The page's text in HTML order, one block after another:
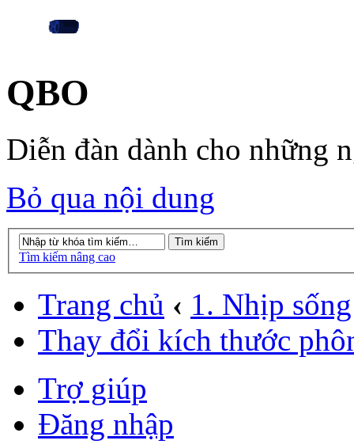
QBO
Diễn đàn dành cho những
Bỏ qua nội dung
Tìm kiếm nâng cao
Trang chủ ‹ 1. Nhịp
Thay đổi kích thước
Trợ giúp
Đăng nhập